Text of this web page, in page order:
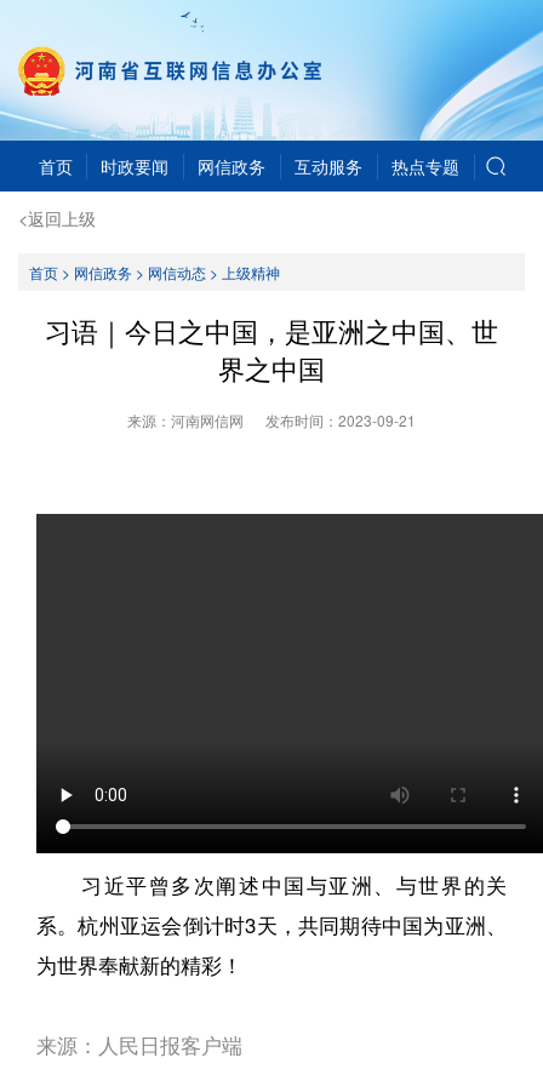
首页 时政要闻 网信政务 互动服务 热点专题
<返回上级
首页> 网信政务> 网信动态> 上级精神
习语｜今日之中国，是亚洲之中国、世
界之中国
来源：河南网信网 发布时间： 2023-09-21
习近平曾多次阐述中国与亚洲、与世界的关
系。杭州亚运会倒计时3天，共同期待中国为亚洲、
为世界奉献新的精彩！
来源：人民日报客户端